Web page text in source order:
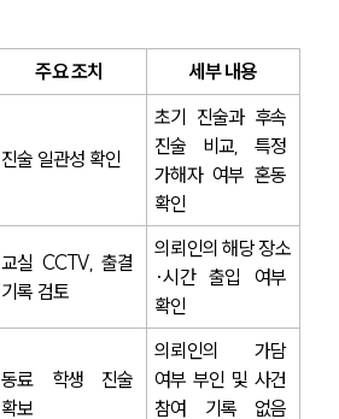
주요 조치 세부 내용
진술 일관성 확인
초기 진술과 후속
진술 비교, 특정
가해자 여부 혼동
확인
교실 CCTV, 출결
기록 검토
의뢰인의 해당 장소
·시간 출입 여부
확인
동료 학생 진술
확보
의뢰인의 가담
여부 부인 및 사건
참여 기록 없음